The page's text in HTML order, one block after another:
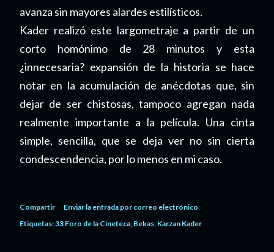
avanza sin mayores alardes estilísticos.
Kader realizó este largometraje a partir de un
corto homónimo de 28 minutos y esta
¿innecesaria? expansión de la historia se hace
notar en la acumulación de anécdotas que, sin
dejar de ser chistosas, tampoco agregan nada
realmente importante a la película. Una cinta
simple, sencilla, que se deja ver no sin cierta
condescendencia, por lo menos en mi caso.
Compartir
Enviar la entrada por correo electrónico
Etiquetas:33 Foro de la Cineteca Bekas Karzan Kader